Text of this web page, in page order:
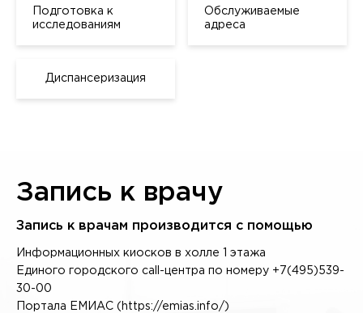
Подготовка к
исследованиям
Обслуживаемые
адреса
Диспансеризация
Запись к врачу
Запись к врачам производится с помощью
Информационных киосков в холле 1 этажа
Единого городского call-центра по номеру +7(495)539-
30-00
Портала ЕМИАС (https://emias.info/)